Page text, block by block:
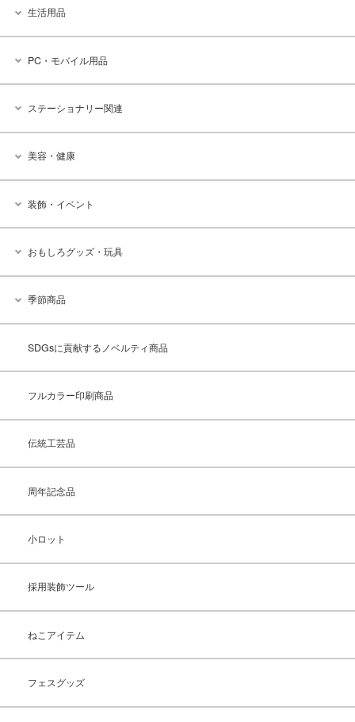
生活用品
PC・モバイル用品
ステーショナリー関連
美容・健康
装飾・イベント
おもしろグッズ・玩具
季節商品
SDGsに貢献するノベルティ商品
フルカラー印刷商品
伝統工芸品
周年記念品
小ロット
採用装飾ツール
ねこアイテム
フェスグッズ